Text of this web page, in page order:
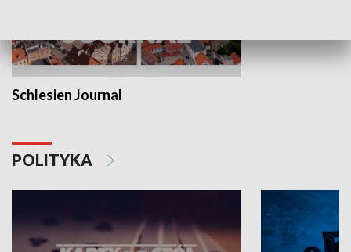
Schlesien Journal
POLITYKA